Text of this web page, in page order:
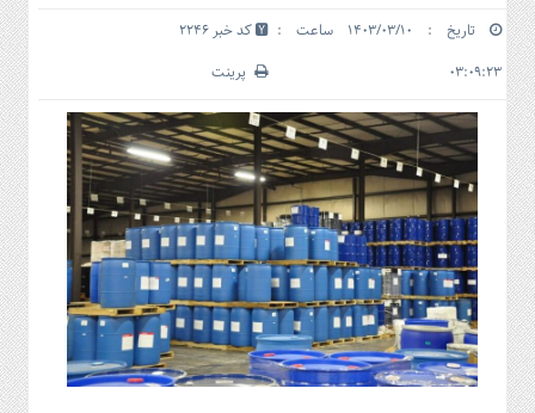
سرمایه
و
بورس
مسکن
و
شهری
گاز
و
پتروشیمی
صنعت
و
خودرو
تاریخ : ۱۴۰۳/۰۳/۱۰ ساعت :
۰۳:۰۹:۲۳
کد خبر 2246
پرینت